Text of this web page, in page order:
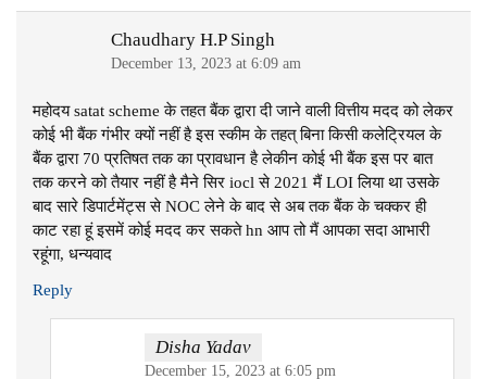
Chaudhary H.P Singh
December 13, 2023 at 6:09 am
महोदय satat scheme के तहत बैंक द्वारा दी जाने वाली वित्तीय मदद को लेकर
कोई भी बैंक गंभीर क्यों नहीं है इस स्कीम के तहत् बिना किसी कलेट्रियल के
बैंक द्वारा 70 प्रतिषत तक का प्रावधान है लेकीन कोई भी बैंक इस पर बात
तक करने को तैयार नहीं है मैने सिर iocl से 2021 मैं LOI लिया था उसके
बाद सारे डिपार्टमेंट्स से NOC लेने के बाद से अब तक बैंक के चक्कर ही
काट रहा हूं इसमें कोई मदद कर सकते hn आप तो मैं आपका सदा आभारी
रहूंगा, धन्यवाद
Reply
Disha Yadav
December 15, 2023 at 6:05 pm